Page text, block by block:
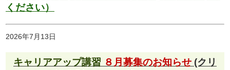
ください）
2026年7月13日
キャリアアップ講習 ８月募集のお知らせ (クリ